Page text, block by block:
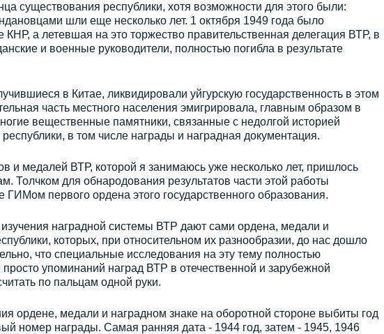
существования республики, хотя возможности для этого были:
шли еще несколько лет. 1 октября 1949 года было
КНР, а летевшая на это торжество правительственная делегация ВТР, в
и военные руководители, полностью погибла в результате
в Китае, ликвидировали уйгурскую государственность в этом
часть местного населения эмигрировала, главным образом в
вещественные памятники, связанные с недолгой историей
республики, в том числе награды и наградная документация.
и медалей ВТР, которой я занимаюсь уже несколько лет, пришлось
Толчком для обнародования результатов части этой работы
ГИМом первого ордена этого государственного образования.
наградной системы ВТР дают сами ордена, медали и
которых, при относительном их разнообразии, до нас дошло
что специальные исследования на эту тему полностью
просто упоминаний наград ВТР в отечественной и зарубежной
по пальцам одной руки.
ордене, медали и наградном знаке на оборотной стороне выбиты год
номер награды. Самая ранняя дата - 1944 год, затем - 1945, 1946